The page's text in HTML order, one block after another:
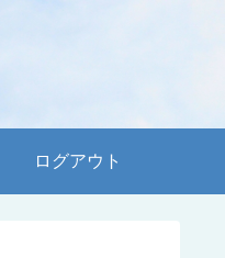
ログアウト